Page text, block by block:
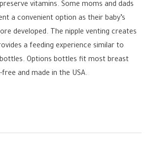
vitamins. Some moms and dads
a convenient option as their baby’s
developed. The nipple venting creates
a feeding experience similar to
Options bottles fit most breast
free and made in the USA.